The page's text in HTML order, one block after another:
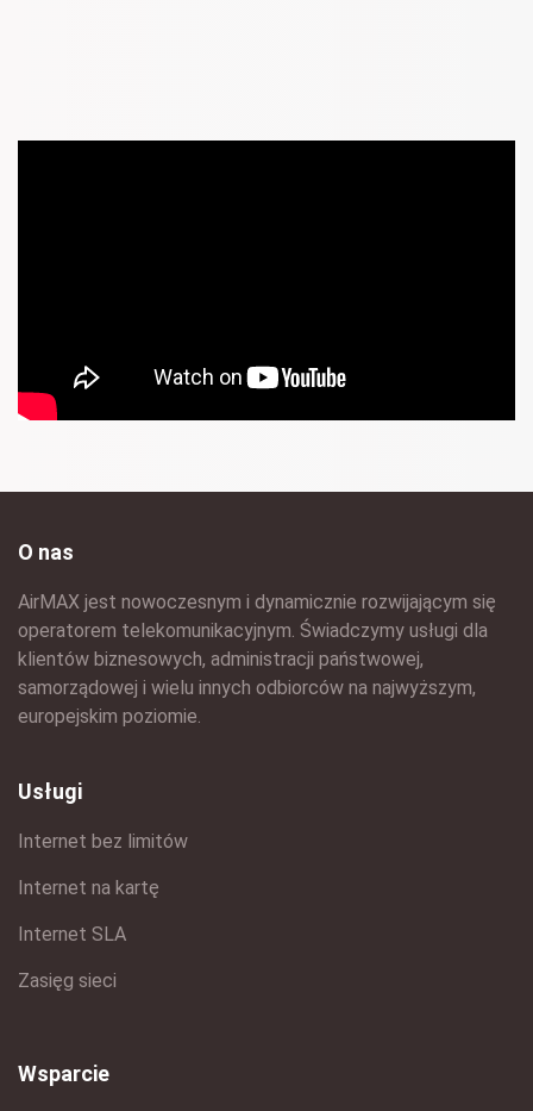
O nas
AirMAX jest nowoczesnym i dynamicznie rozwijającym się
operatorem telekomunikacyjnym. Świadczymy usługi dla
klientów biznesowych, administracji państwowej,
samorządowej i wielu innych odbiorców na najwyższym,
europejskim poziomie.
Usługi
Internet bez limitów
Internet na kartę
Internet SLA
Zasięg sieci
Wsparcie